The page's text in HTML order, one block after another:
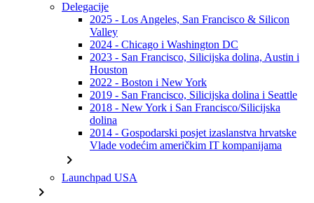
Delegacije
2025 - Los Angeles, San Francisco & Silicon
Valley
2024 - Chicago i Washington DC
2023 - San Francisco, Silicijska dolina, Austin i
Houston
2022 - Boston i New York
2019 - San Francisco, Silicijska dolina i Seattle
2018 - New York i San Francisco/Silicijska
dolina
2014 - Gospodarski posjet izaslanstva hrvatske
Vlade vodećim američkim IT kompanijama
chevron_right
Launchpad USA
chevron_right